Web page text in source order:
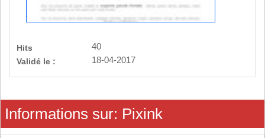
Hits
40
Validé le :
18-04-2017
Informations sur: Pixink